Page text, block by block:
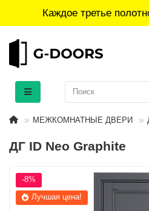
Каждое третье
МЕЖКОМНАТНЫЕ ДВЕРИ
ДГ ID Neo Graphite
-8%
Лучшая цена!